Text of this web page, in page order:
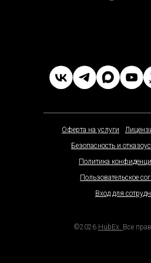
Оферта на услуги
Безопасность и
Политика
Пользовательское
Вход для
©2026 HubEx. Все